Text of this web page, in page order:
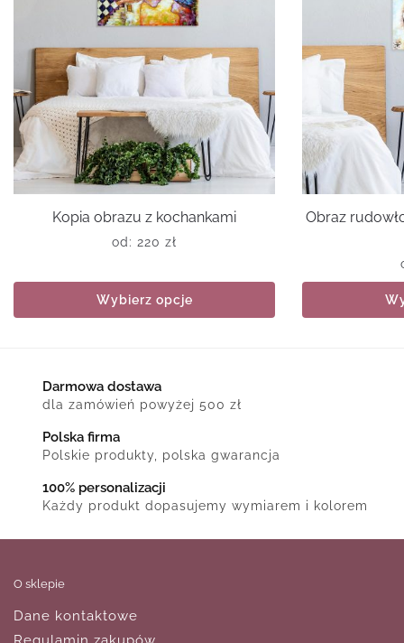
Kopia obrazu z kochankami
od: 220 zł
Wybierz opcje
Obraz
Darmowa dostawa
dla zamówień powyżej 500 zł
Polska firma
Polskie produkty, polska gwarancja
100% personalizacji
Każdy produkt dopasujemy wymiarem i kolorem
O sklepie
Dane kontaktowe